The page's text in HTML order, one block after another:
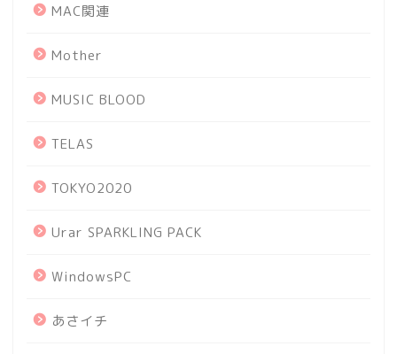
MAC関連
Mother
MUSIC BLOOD
TELAS
TOKYO2020
Urar SPARKLING PACK
WindowsPC
あさイチ